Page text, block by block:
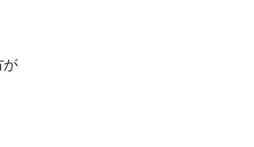
が